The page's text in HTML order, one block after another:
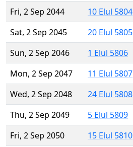
Fri, 2 Sep 2044
10 Elul 5804
Sat, 2 Sep 2045
20 Elul 5805
Sun, 2 Sep 2046
1 Elul 5806
Mon, 2 Sep 2047
11 Elul 5807
Wed, 2 Sep 2048
24 Elul 5808
Thu, 2 Sep 2049
5 Elul 5809
Fri, 2 Sep 2050
15 Elul 5810